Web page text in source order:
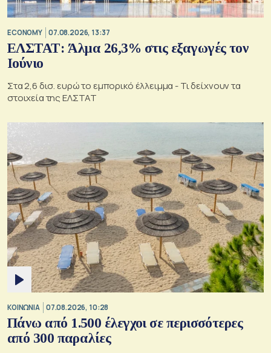
ECONOMY 07.08.2026, 13:37
ΕΛΣΤΑΤ: Άλμα 26,3% στις εξαγωγές τον
Ιούνιο
Στα 2,6 δισ. ευρώ το εμπορικό έλλειμμα - Τι δείχνουν τα
στοιχεία της ΕΛΣΤΑΤ
ΚΟΙΝΩΝΙΑ 07.08.2026, 10:28
Πάνω από 1.500 έλεγχοι σε περισσότερες
από 300 παραλίες